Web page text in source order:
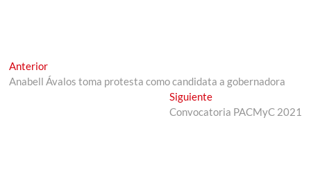
Navegación
de
AnteriorEntrada
anterior:
Anabell Ávalos toma protesta como candidata a gobernadora
SiguienteEntrada
siguiente:
Convocatoria PACMyC 2021